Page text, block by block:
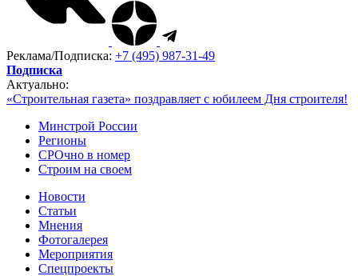
Реклама/Подписка: +7 (495) 987-31-49
Подписка
Актуально:
«Строительная газета» поздравляет с юбилеем Дня строителя!
Минстрой России
Регионы
СРОчно в номер
Строим на своем
Новости
Статьи
Мнения
Фотогалерея
Мероприятия
Спецпроекты